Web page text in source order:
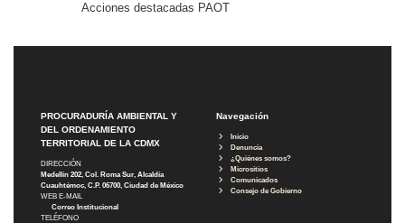
Acciones destacadas PAOT
PROCURADURÍA AMBIENTAL Y
DEL ORDENAMIENTO
TERRITORIAL DE LA CDMX
DIRECCIÓN
Medellín 202, Col. Roma Sur, Alcaldía
Cuauhtémoc, C.P. 06700, Ciudad de México
WEB E-MAIL
Correo Institucional
TELÉFONO
Navegación
Inicio
Denuncia
¿Quiénes somos?
Micrositios
Comunicados
Consejo de Gobierno